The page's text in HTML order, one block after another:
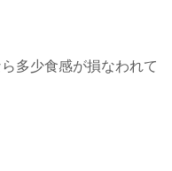
多少食感が損なわれて